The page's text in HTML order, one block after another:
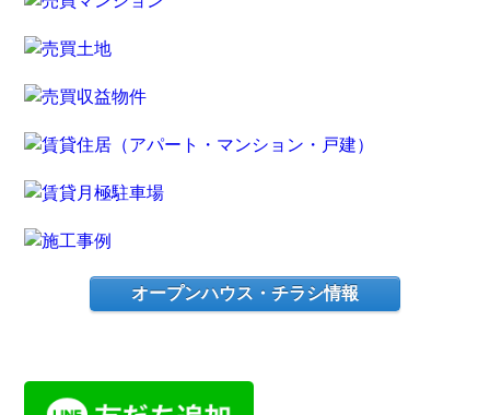
オープンハウス・チラシ情報